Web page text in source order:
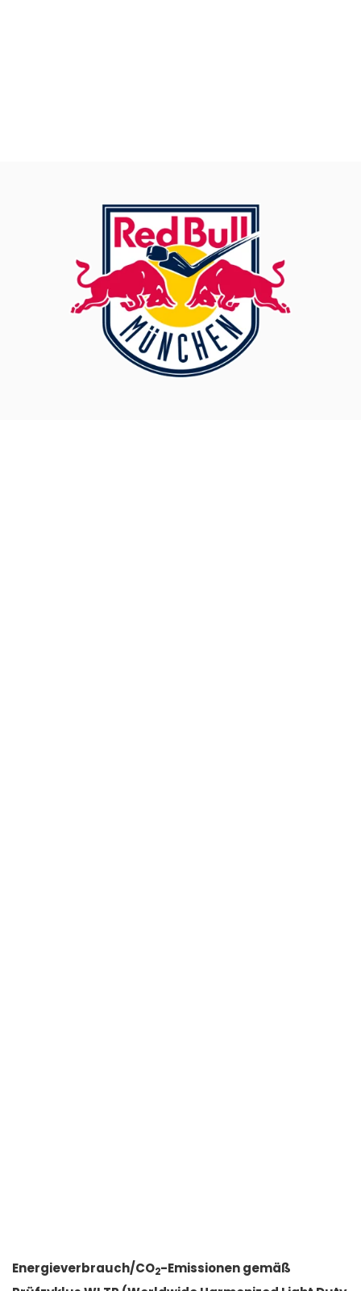
Energieverbrauch/CO2-Emissionen gemäß